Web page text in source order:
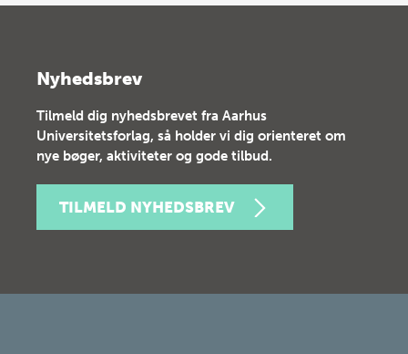
Nyhedsbrev
Tilmeld dig nyhedsbrevet fra Aarhus
Universitetsforlag, så holder vi dig orienteret om
nye bøger, aktiviteter og gode tilbud.
TILMELD NYHEDSBREV